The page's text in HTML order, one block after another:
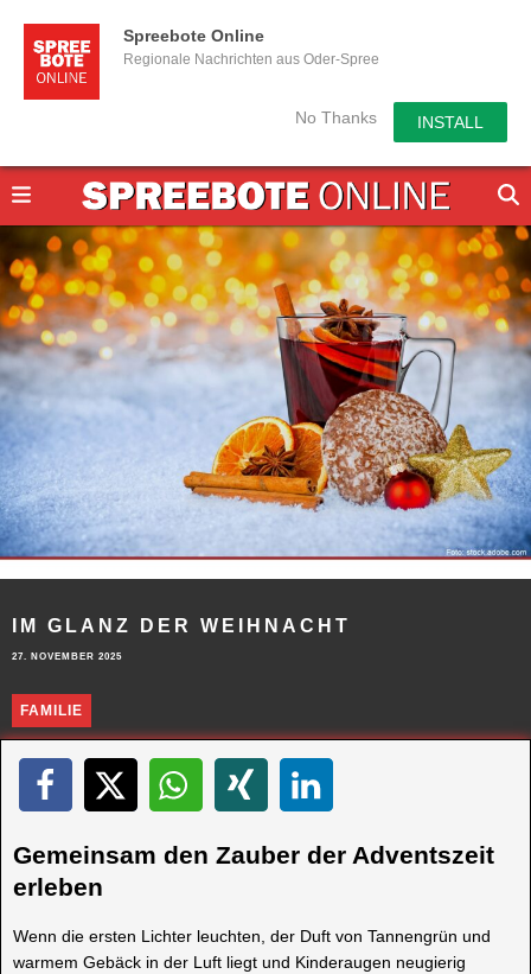
Spreebote Online
Regionale Nachrichten aus Oder-Spree
No Thanks INSTALL
IM GLANZ DER WEIHNACHT
27. NOVEMBER 2025
FAMILIE
Gemeinsam den Zauber der Adventszeit
erleben
Wenn die ersten Lichter leuchten, der Duft von Tannengrün und
warmem Gebäck in der Luft liegt und Kinderaugen neugierig